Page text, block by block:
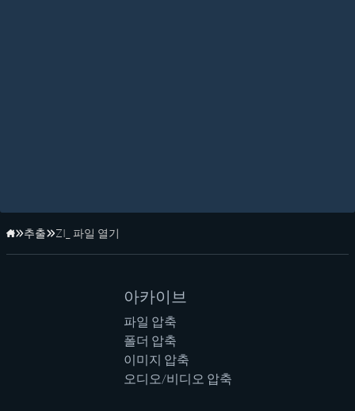
홈페이지
추출 ZI_ 파일 열기
아카이브
파일 압축
폴더 압축
이미지 압축
오디오/비디오 압축